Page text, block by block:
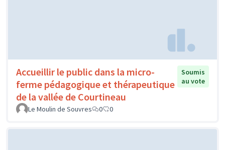
Accueillir le public dans la micro-
ferme pédagogique et thérapeutique
de la vallée de Courtineau
Soumis
au vote
Le Moulin de Souvres 0 0